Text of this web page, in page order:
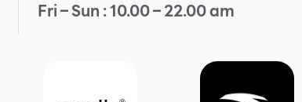
Fri – Sun : 10.00 – 22.00 am